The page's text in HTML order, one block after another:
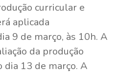
curricular e
aplicada
9 de março, às 10h. A
da produção
dia 13 de março. A